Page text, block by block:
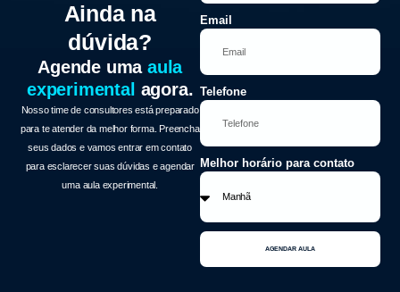
Ainda na
dúvida?
Agende uma aula
experimental agora.
Nosso time de consultores está preparado
para te atender da melhor forma. Preencha
seus dados e vamos entrar em contato
para esclarecer suas dúvidas e agendar
uma aula experimental.
Email
Telefone
Melhor horário para contato
AGENDAR AULA